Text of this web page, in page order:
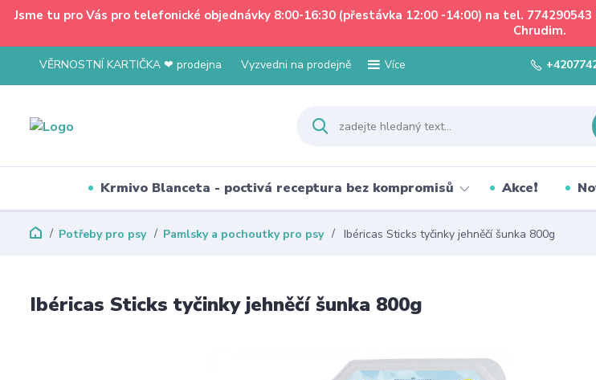
Jsme tu pro Vás pro telefonické objednávky 8:00-16:30 (přestávka 12:00 -14:00) na tel.
Chrudim.
VĚRNOSTNÍ KARTIČKA ❤ prodejna Vyzvedni na prodejně Více
Krmivo Blanceta - poctivá receptura bez kompromisů Akce❗
Potřeby pro psy Pamlsky a pochoutky pro psy Ibéricas Sticks tyčinky jehněčí šunka 800g
Ibéricas Sticks tyčinky jehněčí šunka 800g